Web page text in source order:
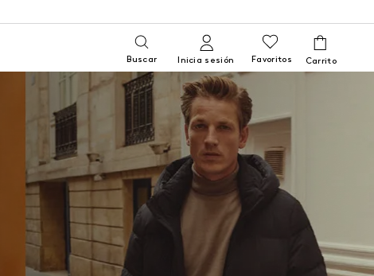
Buscar Inicia sesión Favoritos